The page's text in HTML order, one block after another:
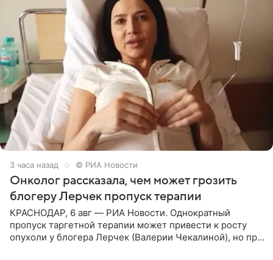
3 часа назад © РИА Новости
Онколог рассказала, чем может грозить
блогеру Лерчек пропуск терапии
КРАСНОДАР, 6 авг — РИА Новости. Однократный
пропуск таргетной терапии может привести к росту
опухоли у блогера Лерчек (Валерии Чекалиной), но при